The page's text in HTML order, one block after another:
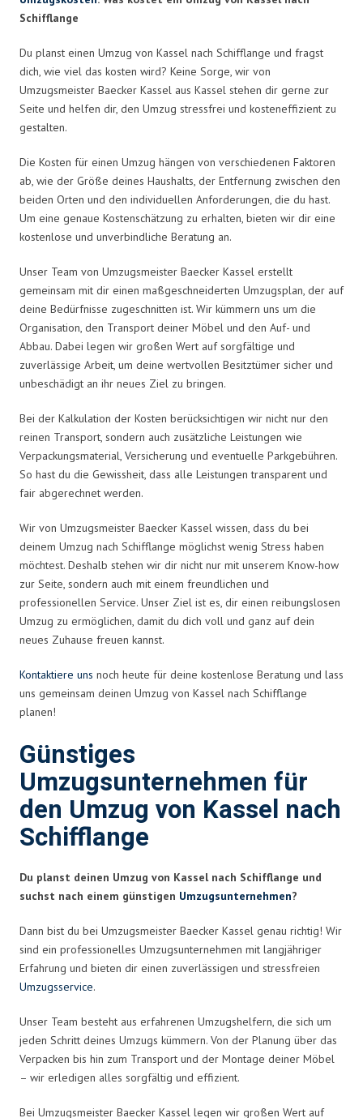
Schifflange
Du planst einen Umzug von Kassel nach Schifflange und fragst
dich, wie viel das kosten wird? Keine Sorge, wir von
Umzugsmeister Baecker Kassel aus Kassel stehen dir gerne zur
Seite und helfen dir, den Umzug stressfrei und kosteneffizient zu
gestalten.
Die Kosten für einen Umzug hängen von verschiedenen Faktoren
ab, wie der Größe deines Haushalts, der Entfernung zwischen den
beiden Orten und den individuellen Anforderungen, die du hast.
Um eine genaue Kostenschätzung zu erhalten, bieten wir dir eine
kostenlose und unverbindliche Beratung an.
Unser Team von Umzugsmeister Baecker Kassel erstellt
gemeinsam mit dir einen maßgeschneiderten Umzugsplan, der auf
deine Bedürfnisse zugeschnitten ist. Wir kümmern uns um die
Organisation, den Transport deiner Möbel und den Auf- und
Abbau. Dabei legen wir großen Wert auf sorgfältige und
zuverlässige Arbeit, um deine wertvollen Besitztümer sicher und
unbeschädigt an ihr neues Ziel zu bringen.
Bei der Kalkulation der Kosten berücksichtigen wir nicht nur den
reinen Transport, sondern auch zusätzliche Leistungen wie
Verpackungsmaterial, Versicherung und eventuelle Parkgebühren.
So hast du die Gewissheit, dass alle Leistungen transparent und
fair abgerechnet werden.
Wir von Umzugsmeister Baecker Kassel wissen, dass du bei
deinem Umzug nach Schifflange möglichst wenig Stress haben
möchtest. Deshalb stehen wir dir nicht nur mit unserem Know-how
zur Seite, sondern auch mit einem freundlichen und
professionellen Service. Unser Ziel ist es, dir einen reibungslosen
Umzug zu ermöglichen, damit du dich voll und ganz auf dein
neues Zuhause freuen kannst.
Kontaktiere uns noch heute für deine kostenlose Beratung und lass
uns gemeinsam deinen Umzug von Kassel nach Schifflange
planen!
Günstiges
Umzugsunternehmen für
den Umzug von Kassel nach
Schifflange
Du planst deinen Umzug von Kassel nach Schifflange und
suchst nach einem günstigen Umzugsunternehmen?
Dann bist du bei Umzugsmeister Baecker Kassel genau richtig! Wir
sind ein professionelles Umzugsunternehmen mit langjähriger
Erfahrung und bieten dir einen zuverlässigen und stressfreien
Umzugsservice.
Unser Team besteht aus erfahrenen Umzugshelfern, die sich um
jeden Schritt deines Umzugs kümmern. Von der Planung über das
Verpacken bis hin zum Transport und der Montage deiner Möbel
– wir erledigen alles sorgfältig und effizient.
Bei Umzugsmeister Baecker Kassel legen wir großen Wert auf